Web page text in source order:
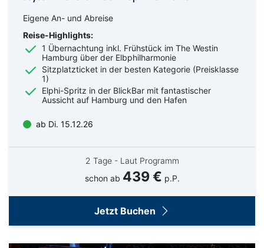
Eigene An- und Abreise
Reise-Highlights:
1 Übernachtung inkl. Frühstück im The Westin
Hamburg über der Elbphilharmonie
Sitzplatzticket in der besten Kategorie (Preisklasse
1)
Elphi-Spritz in der BlickBar mit fantastischer
Aussicht auf Hamburg und den Hafen
ab Di. 15.12.26
2 Tage - Laut Programm
schon ab 439 € p.P.
Jetzt Buchen